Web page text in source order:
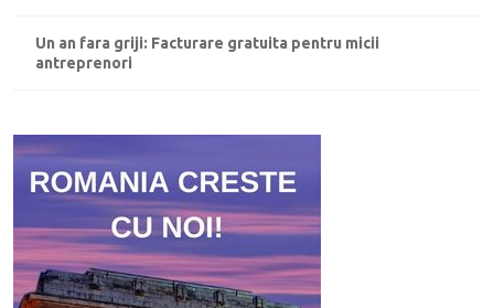
Un an fara griji: Facturare gratuita pentru micii
antreprenori